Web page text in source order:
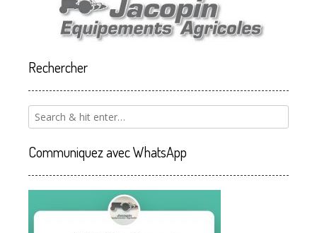
Rechercher
Communiquez avec WhatsApp